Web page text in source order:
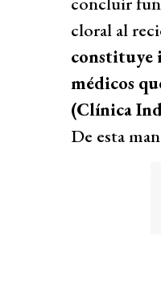
cloral al
constituye
médicos
(Clínica
De esta